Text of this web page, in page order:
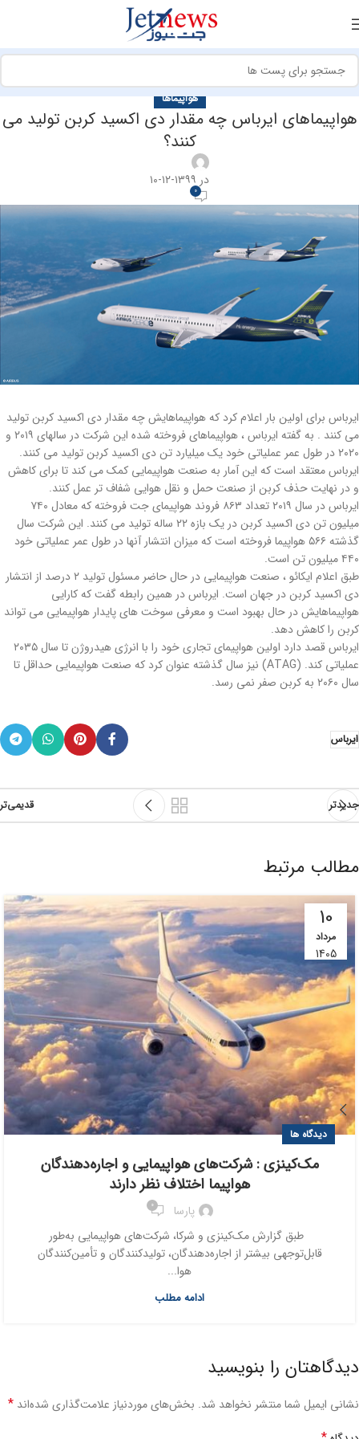
هواپیماها
هواپیماهای ایرباس چه مقدار دی اکسید کربن تولید می
کنند؟
در ۱۳۹۹-۱۲-۱۰
0
ایرباس برای اولین بار اعلام کرد که هواپیماهایش چه مقدار دی اکسید کربن تولید
می کنند . به گفته ایرباس ، هواپیماهای فروخته شده این شرکت در سالهای ۲۰۱۹ و
۲۰۲۰ در طول عمر عملیاتی خود یک میلیارد تن دی اکسید کربن تولید می کنند.
ایرباس معتقد است که این آمار به صنعت هواپیمایی کمک می کند تا برای کاهش
و در نهایت حذف کربن از صنعت حمل و نقل هوایی شفاف تر عمل کنند.
ایرباس در سال ۲۰۱۹ تعداد ۸۶۳ فروند هواپیمای جت فروخته که معادل ۷۴۰
میلیون تن دی اکسید کربن در یک بازه ۲۲ ساله تولید می کنند. این شرکت سال
گذشته ۵۶۶ هواپیما فروخته است که میزان انتشار آنها در طول عمر عملیاتی خود
۴۴۰ میلیون تن است.
طبق اعلام ایکائو ، صنعت هواپیمایی در حال حاضر مسئول تولید ۲ درصد از انتشار
دی اکسید کربن در جهان است. ایرباس در همین رابطه گفت که کارایی
هواپیماهایش در حال بهبود است و معرفی سوخت های پایدار هواپیمایی می تواند
کربن را کاهش دهد.
ایرباس قصد دارد اولین هواپیمای تجاری خود را با انرژی هیدروژن تا سال ۲۰۳۵
عملیاتی کند. (ATAG) نیز سال گذشته عنوان کرد که صنعت هواپیمایی حداقل تا
سال ۲۰۶۰ به کربن صفر نمی رسد.
ایرباس
جدیدتر قدیمی‌تر
مطالب مرتبط
10
مرداد
1405
دیدگاه ها
مک‌کینزی : شرکت‌های هواپیمایی و اجاره‌دهندگان
هواپیما اختلاف نظر دارند
پارسا 0
طبق گزارش مک‌کینزی و شرکا، شرکت‌های هواپیمایی به‌طور
قابل‌توجهی بیشتر از اجاره‌دهندگان، تولیدکنندگان و تأمین‌کنندگان
هوا...
ادامه مطلب
دیدگاهتان را بنویسید
نشانی ایمیل شما منتشر نخواهد شد. بخش‌های موردنیاز علامت‌گذاری شده‌اند *